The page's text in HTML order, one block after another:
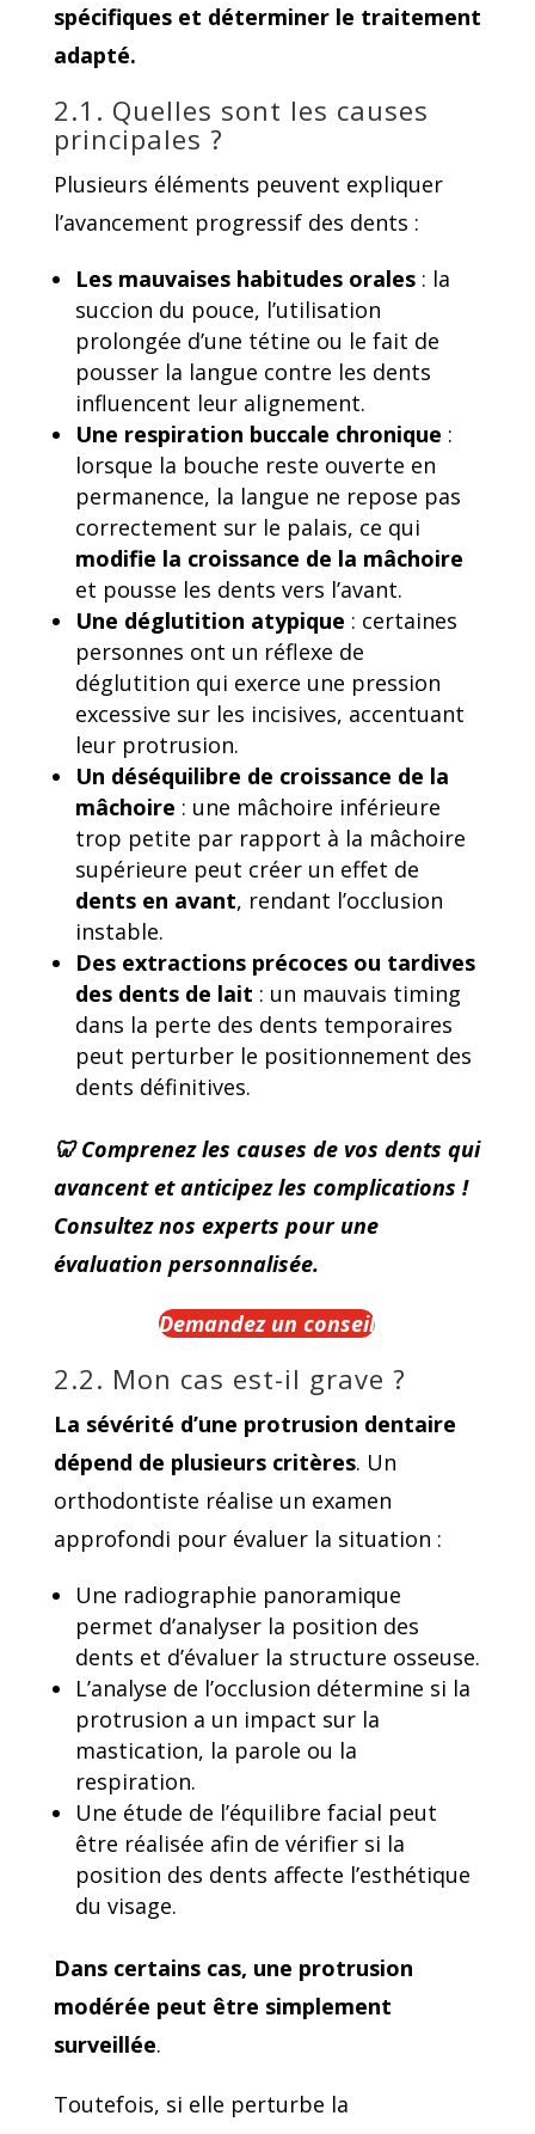
spécifiques et déterminer le traitement
adapté.
2.1. Quelles sont les causes
principales ?
Plusieurs éléments peuvent expliquer
l’avancement progressif des dents :
Les mauvaises habitudes orales: la
succion du pouce, l’utilisation
prolongée d’une tétine ou le fait de
pousser la langue contre les dents
influencent leur alignement.
Une respiration buccale chronique :
lorsque la bouche reste ouverte en
permanence, la langue ne repose pas
correctement sur le palais, ce qui
modifie la croissance de la mâchoire
et pousse les dents vers l’avant.
Une déglutition atypique : certaines
personnes ont un réflexe de
déglutition qui exerce une pression
excessive sur les incisives, accentuant
leur protrusion.
Un déséquilibre de croissance de la
mâchoire : une mâchoire inférieure
trop petite par rapport à la mâchoire
supérieure peut créer un effet de
dents en avant, rendant l’occlusion
instable.
Des extractions précoces ou tardives
des dents de lait : un mauvais timing
dans la perte des dents temporaires
peut perturber le positionnement des
dents définitives.
🦷 Comprenez les causes de vos dents qui
avancent et anticipez les complications !
Consultez nos experts pour une
évaluation personnalisée.
Demandez un conseil
2.2. Mon cas est-il grave ?
La sévérité d’une protrusion dentaire
dépend de plusieurs critères. Un
orthodontiste réalise un examen
approfondi pour évaluer la situation :
Une radiographie panoramique
permet d’analyser la position des
dents et d’évaluer la structure osseuse.
L’analyse de l’occlusion détermine si la
protrusion a un impact sur la
mastication, la parole ou la
respiration.
Une étude de l’équilibre facial peut
être réalisée afin de vérifier si la
position des dents affecte l’esthétique
du visage.
Dans certains cas, une protrusion
modérée peut être simplement
surveillée.
Toutefois, si elle perturbe la